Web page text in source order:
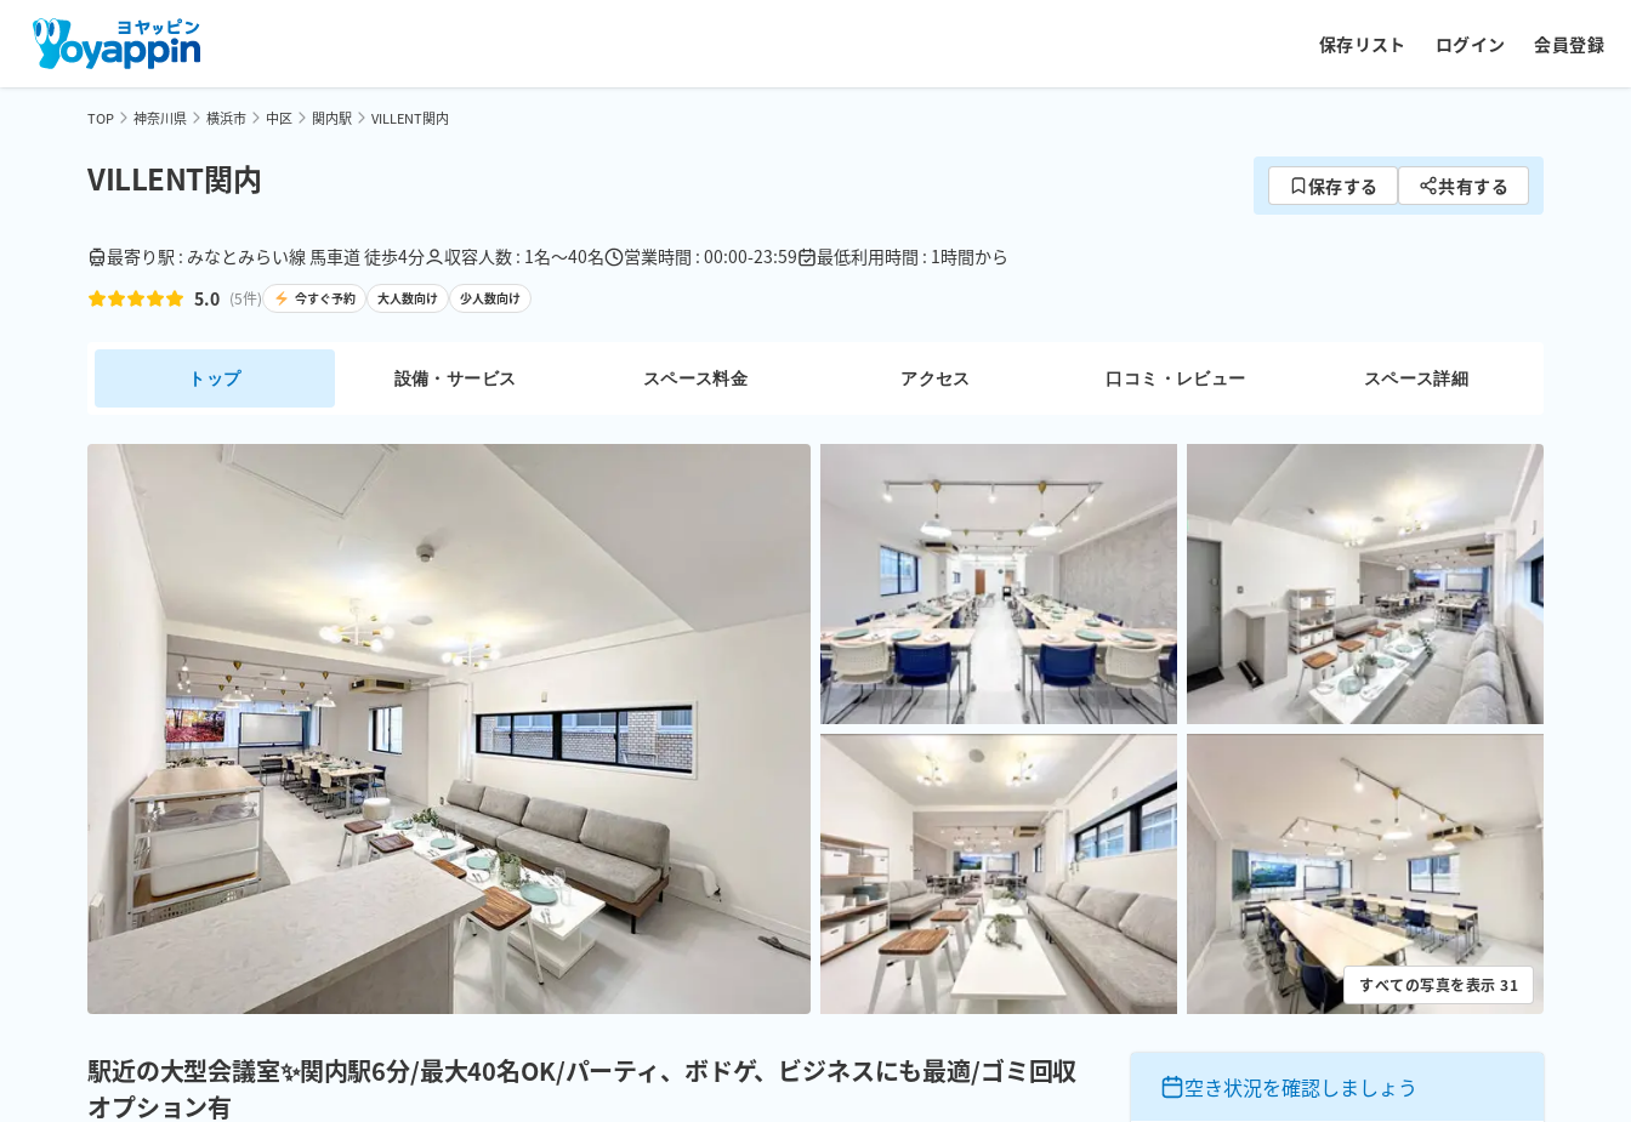
保存リスト ログイン 会員登録
TOP 神奈川県 横浜市 中区 関内駅 VILLENT関内
すべての写真を表示31
VILLENT関内 保存する 共有する
最寄り駅 : みなとみらい線 馬車道 徒歩4分 収容人数 : 1名〜40名 営業時間 : 00:00-23:59
最低利用時間 : 1時間から
5.0 (5件) 今すぐ予約 大人数向け 少人数向け
トップ 設備・サービス スペース料金 アクセス 口コミ・レビュー スペース詳細
駅近の大型会議室✨関内駅6分/最大40名OK/パーティ、ボドゲ、ビジネスにも最適/ゴミ回収
オプション有
空き状況を確認しましょう